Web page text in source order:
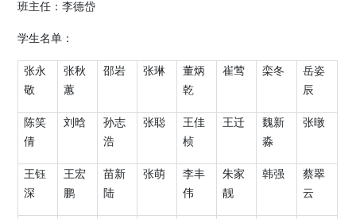
班主任：李德岱
学生名单：
张永
敬
张秋
蕙
邵岩 张琳
董炳
乾
崔莺 栾冬
岳姿
辰
陈笑
倩
刘晗
孙志
浩
张聪
王佳
桢
王迁
魏新
淼
张暾
王钰
深
王宏
鹏
苗新
陆
张萌
李丰
伟
朱家
靓
韩强
蔡翠
云